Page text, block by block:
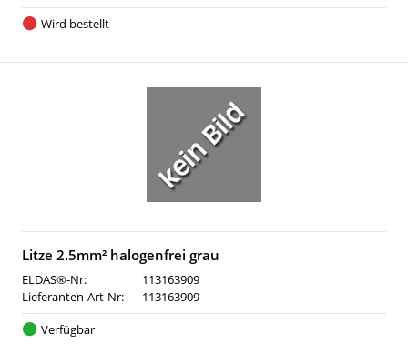
Wird bestellt
Litze 2.5mm² halogenfrei grau
ELDAS®-Nr:
113163909
Lieferanten-Art-Nr:
113163909
Verfügbar